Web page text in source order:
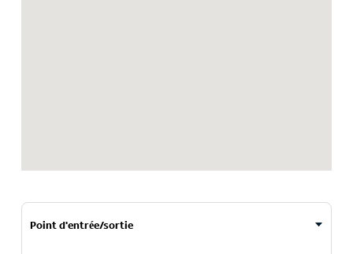
Point d'entrée/sortie